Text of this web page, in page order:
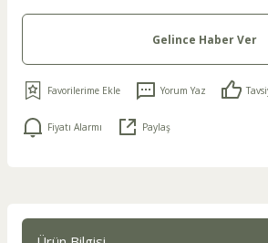
Gelince Haber Ver
Yorum Yaz
Fiyatı Alarmı Paylaş